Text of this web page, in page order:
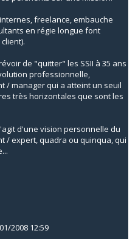
freelance, embauche
en régie longue font
de "quitter" les SSII à 35 ans
professionnelle,
/ manager qui a atteint un seuil
très horizontales que sont les
d'une vision personnelle du
/ expert, quadra ou quinqua, qui
2008 12:59